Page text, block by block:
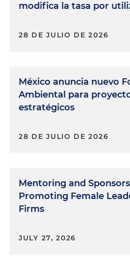
modifica la tasa por
28 DE JULIO DE 2026
México anuncia nuevo
Ambiental para
estratégicos
28 DE JULIO DE 2026
Mentoring and
Promoting Female
Firms
JULY 27, 2026